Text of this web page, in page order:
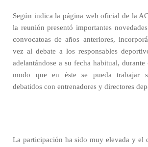
Según indica la página web oficial de la
la reunión presentó importantes
convocatoas de años anteriores,
vez al debate a los responsables
adelantándose a su fecha habitual,
modo que en éste se pueda trabajar
debatidos con entrenadores y directores
La participación ha sido muy elevada y el